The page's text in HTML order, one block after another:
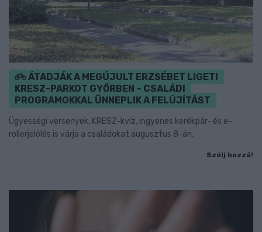
ÁTADJÁK A MEGÚJULT ERZSÉBET LIGETI
KRESZ-PARKOT GYŐRBEN – CSALÁDI
PROGRAMOKKAL ÜNNEPLIK A FELÚJÍTÁST
Ügyességi versenyek, KRESZ-kvíz, ingyenes kerékpár- és e-
rollerjelölés is várja a családokat augusztus 8-án.
Szólj hozzá!